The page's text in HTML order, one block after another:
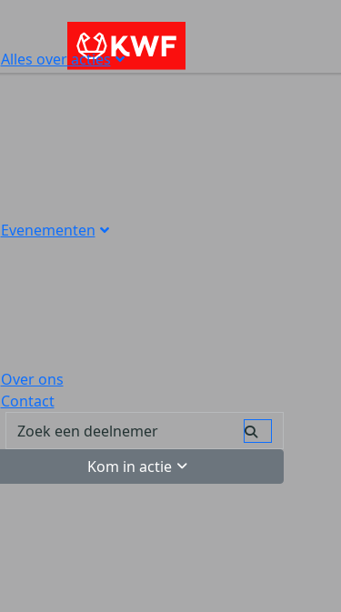
Alles over acties
Evenementen
Over ons
Contact
Kom in actie